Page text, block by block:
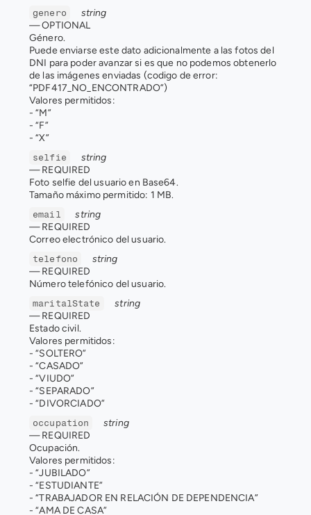
genero
string
— OPTIONAL
Género.
Puede enviarse este dato adicionalmente a las fotos del
DNI para poder avanzar si es que no podemos obtenerlo
de las imágenes enviadas (codigo de error:
“PDF417_NO_ENCONTRADO”)
Valores permitidos:
- “M”
- “F”
- “X”
selfie
string
— REQUIRED
Foto selfie del usuario en Base64.
Tamaño máximo permitido: 1 MB.
email
string
— REQUIRED
Correo electrónico del usuario.
telefono
string
— REQUIRED
Número telefónico del usuario.
maritalState
string
— REQUIRED
Estado civil.
Valores permitidos:
- “SOLTERO”
- “CASADO”
- “VIUDO”
- “SEPARADO”
- “DIVORCIADO”
occupation
string
— REQUIRED
Ocupación.
Valores permitidos:
- “JUBILADO”
- “ESTUDIANTE”
- “TRABAJADOR EN RELACIÓN DE DEPENDENCIA”
- “AMA DE CASA”